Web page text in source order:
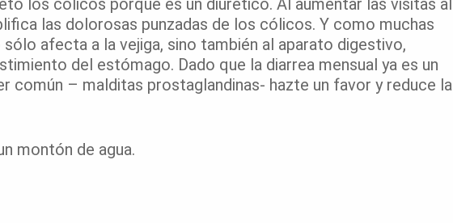
los cólicos porque es un diurético. Al aumentar las visitas al
las dolorosas punzadas de los cólicos. Y como muchas
afecta a la vejiga, sino también al aparato digestivo,
del estómago. Dado que la diarrea mensual ya es un
común – malditas prostaglandinas- hazte un favor y reduce la
montón de agua.